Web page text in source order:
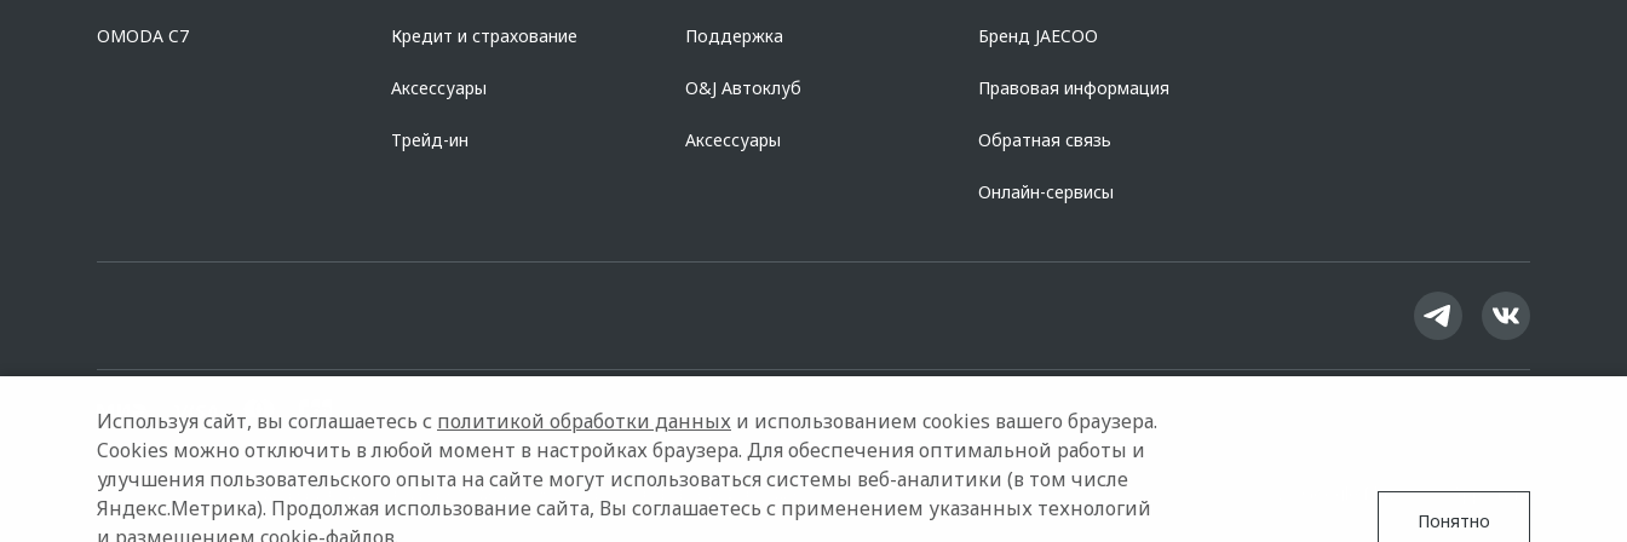
OMODA C7 Кредит и страхование
Аксессуары
Трейд-ин
Поддержка
O&J Автоклуб
Аксессуары
Бренд JAECOO
Правовая информация
Обратная связь
Онлайн-сервисы
© 2026 Вип Авто Модельный ряд Архивные модели Контакты Правовая информация Google Play App Store
Используя сайт, вы соглашаетесь с политикой обработки данных и использованием cookies вашего браузера.
Cookies можно отключить в любой момент в настройках браузера. Для обеспечения оптимальной работы и
улучшения пользовательского опыта на сайте могут использоваться системы веб-аналитики (в том числе
Яндекс.Метрика). Продолжая использование сайта, Вы соглашаетесь с применением указанных технологий
Понятно